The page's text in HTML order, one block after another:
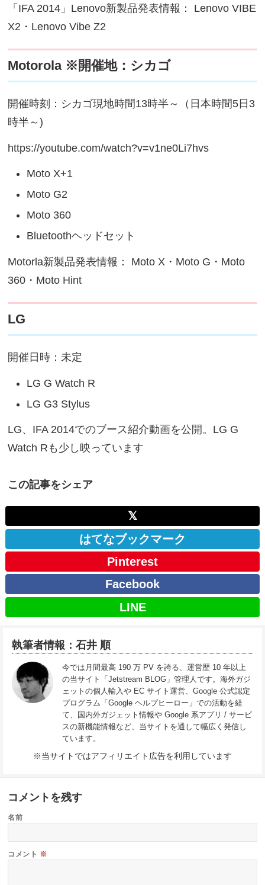
「IFA 2014」Lenovo新製品発表情報： Lenovo VIBE
X2・Lenovo Vibe Z2
Motorola ※開催地：シカゴ
開催時刻：シカゴ現地時間13時半～（日本時間5日3
時半～)
https://youtube.com/watch?v=v1ne0Li7hvs
Moto X+1
Moto G2
Moto 360
Bluetoothヘッドセット
Motorla新製品発表情報： Moto X・Moto G・Moto
360・Moto Hint
LG
開催日時：未定
LG G Watch R
LG G3 Stylus
LG、IFA 2014でのブース紹介動画を公開。LG G
Watch Rも少し映っています
この記事をシェア
𝕏
はてなブックマーク
Pinterest
Facebook
LINE
執筆者情報：石井 順
今では月間最高 190 万 PV を誇る、運営歴 10 年以上
の当サイト「Jetstream BLOG」管理人です。海外ガジ
ェットの個人輸入や EC サイト運営、Google 公式認定
プログラム「Google ヘルプヒーロー」での活動を経
て、国内外ガジェット情報や Google 系アプリ / サービ
スの新機能情報など、当サイトを通して幅広く発信し
ています。
※当サイトではアフィリエイト広告を利用しています
コメントを残す
名前
コメント ※